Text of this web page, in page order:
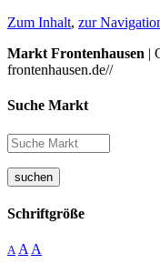
Zum Inhalt, zur
Markt Frontenhausen |
frontenhausen.de//
Suche Markt
suchen
Schriftgröße
A A A